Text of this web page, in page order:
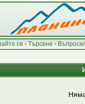
се • Търсене •